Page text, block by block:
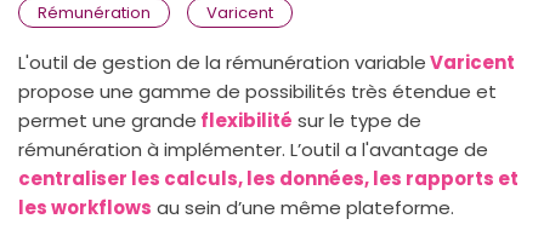
Rémunération Varicent
L'outil de gestion de la rémunération variableVaricent
propose une gamme de possibilités très étendue et
permet une grande flexibilité sur le type de
rémunération à implémenter. L’outil a l'avantage de
centraliser les calculs, les données, les rapports et
les workflows au sein d’une même plateforme.